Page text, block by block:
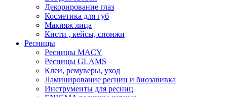
Декорирование глаз
Косметика для губ
Макияж лица
Кисти , кейсы, спонжи
Ресницы
Ресницы MACY
Ресницы GLAMS
Клеи, ремуверы, уход
Ламинирование ресниц и биозавивка
Инструменты для ресниц